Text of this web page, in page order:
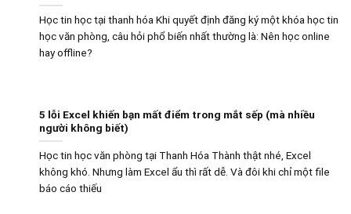
Học tin học tại thanh hóa Khi quyết định đăng ký một khóa học tin
học văn phòng, câu hỏi phổ biến nhất thường là: Nên học online
hay offline?
5 lỗi Excel khiến bạn mất điểm trong mắt sếp (mà nhiều
người không biết)
Học tin học văn phòng tại Thanh Hóa Thành thật nhé, Excel
không khó. Nhưng làm Excel ẩu thì rất dễ. Và đôi khi chỉ một file
báo cáo thiếu